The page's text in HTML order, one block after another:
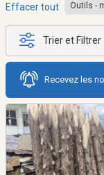
Effacer tout Outils -
Trier et Filtrer
Recevez les